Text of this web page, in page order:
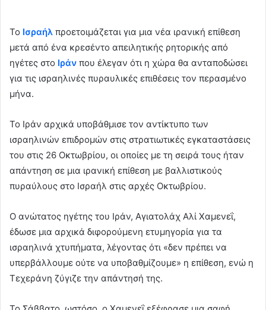
Το Ισραήλ προετοιμάζεται για μια νέα ιρανική επίθεση
μετά από ένα κρεσέντο απειλητικής ρητορικής από
ηγέτες στο Ιράν που έλεγαν ότι η χώρα θα ανταποδώσει
για τις ισραηλινές πυραυλικές επιθέσεις τον περασμένο
μήνα.
Το Ιράν αρχικά υποβάθμισε τον αντίκτυπο των
ισραηλινών επιδρομών στις στρατιωτικές εγκαταστάσεις
του στις 26 Οκτωβρίου, οι οποίες με τη σειρά τους ήταν
απάντηση σε μια ιρανική επίθεση με βαλλιστικούς
πυραύλους στο Ισραήλ στις αρχές Οκτωβρίου.
Ο ανώτατος ηγέτης του Ιράν, Αγιατολάχ Αλί Χαμενεΐ,
έδωσε μια αρχικά διφορούμενη ετυμηγορία για τα
ισραηλινά χτυπήματα, λέγοντας ότι «δεν πρέπει να
υπερβάλλουμε ούτε να υποβαθμίζουμε» η επίθεση, ενώ η
Τεχεράνη ζύγιζε την απάντησή της.